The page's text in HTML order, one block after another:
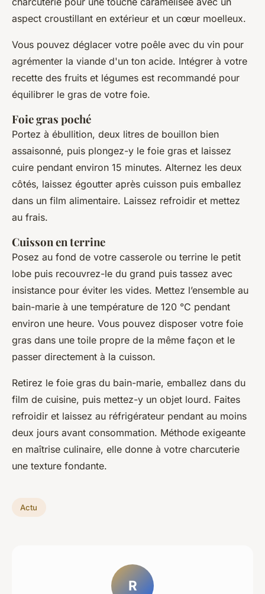
aspect croustillant en extérieur et un cœur moelleux.
Vous pouvez déglacer votre poêle avec du vin pour
agrémenter la viande d'un ton acide. Intégrer à votre
recette des fruits et légumes est recommandé pour
équilibrer le gras de votre foie.
Foie gras poché
Portez à ébullition, deux litres de bouillon bien
assaisonné, puis plongez-y le foie gras et laissez
cuire pendant environ 15 minutes. Alternez les deux
côtés, laissez égoutter après cuisson puis emballez
dans un film alimentaire. Laissez refroidir et mettez
au frais.
Cuisson en terrine
Posez au fond de votre casserole ou terrine le petit
lobe puis recouvrez-le du grand puis tassez avec
insistance pour éviter les vides. Mettez l’ensemble au
bain-marie à une température de 120 °C pendant
environ une heure. Vous pouvez disposer votre foie
gras dans une toile propre de la même façon et le
passer directement à la cuisson.
Retirez le foie gras du bain-marie, emballez dans du
film de cuisine, puis mettez-y un objet lourd. Faites
refroidir et laissez au réfrigérateur pendant au moins
deux jours avant consommation. Méthode exigeante
en maîtrise culinaire, elle donne à votre charcuterie
une texture fondante.
Actu
R